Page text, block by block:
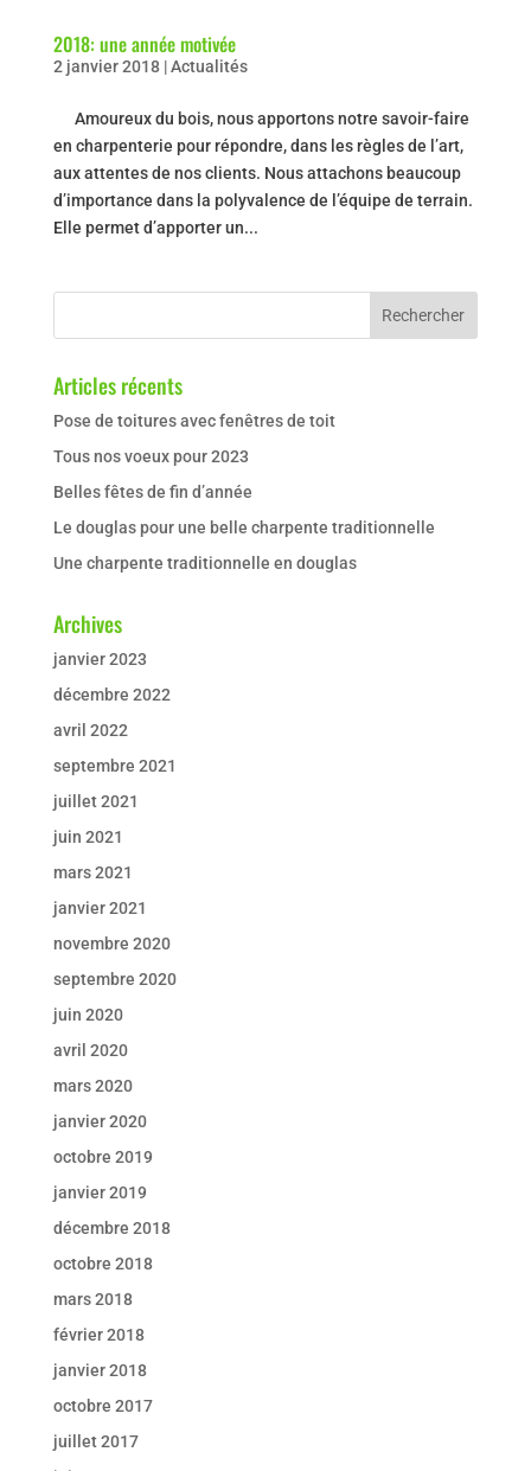
2018: une année motivée
2 janvier 2018|Actualités
Amoureux du bois, nous apportons notre savoir-faire
en charpenterie pour répondre, dans les règles de l’art,
aux attentes de nos clients. Nous attachons beaucoup
d’importance dans la polyvalence de l’équipe de terrain.
Elle permet d’apporter un...
Articles récents
Pose de toitures avec fenêtres de toit
Tous nos voeux pour 2023
Belles fêtes de fin d’année
Le douglas pour une belle charpente traditionnelle
Une charpente traditionnelle en douglas
Archives
janvier 2023
décembre 2022
avril 2022
septembre 2021
juillet 2021
juin 2021
mars 2021
janvier 2021
novembre 2020
septembre 2020
juin 2020
avril 2020
mars 2020
janvier 2020
octobre 2019
janvier 2019
décembre 2018
octobre 2018
mars 2018
février 2018
janvier 2018
octobre 2017
juillet 2017